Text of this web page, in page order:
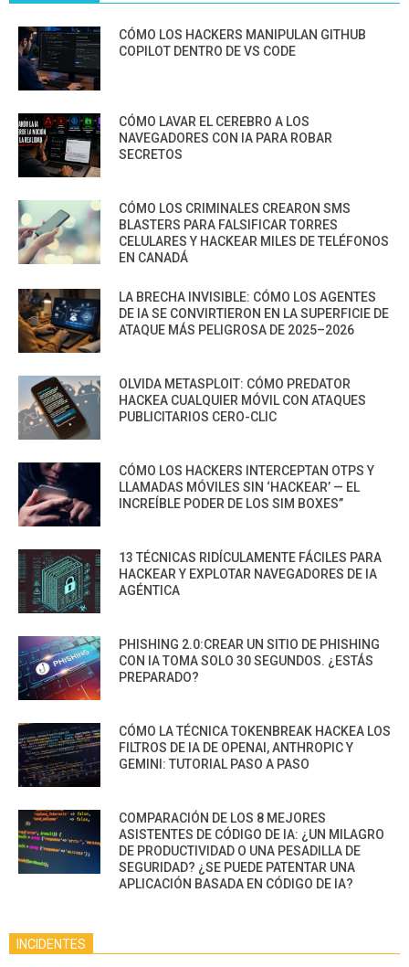
CÓMO LOS HACKERS MANIPULAN GITHUB
COPILOT DENTRO DE VS CODE
CÓMO LAVAR EL CEREBRO A LOS
NAVEGADORES CON IA PARA ROBAR
SECRETOS
CÓMO LOS CRIMINALES CREARON SMS
BLASTERS PARA FALSIFICAR TORRES
CELULARES Y HACKEAR MILES DE TELÉFONOS
EN CANADÁ
LA BRECHA INVISIBLE: CÓMO LOS AGENTES
DE IA SE CONVIRTIERON EN LA SUPERFICIE DE
ATAQUE MÁS PELIGROSA DE 2025–2026
OLVIDA METASPLOIT: CÓMO PREDATOR
HACKEA CUALQUIER MÓVIL CON ATAQUES
PUBLICITARIOS CERO-CLIC
CÓMO LOS HACKERS INTERCEPTAN OTPS Y
LLAMADAS MÓVILES SIN ‘HACKEAR’ — EL
INCREÍBLE PODER DE LOS SIM BOXES”
13 TÉCNICAS RIDÍCULAMENTE FÁCILES PARA
HACKEAR Y EXPLOTAR NAVEGADORES DE IA
AGÉNTICA
PHISHING 2.0:CREAR UN SITIO DE PHISHING
CON IA TOMA SOLO 30 SEGUNDOS. ¿ESTÁS
PREPARADO?
CÓMO LA TÉCNICA TOKENBREAK HACKEA LOS
FILTROS DE IA DE OPENAI, ANTHROPIC Y
GEMINI: TUTORIAL PASO A PASO
COMPARACIÓN DE LOS 8 MEJORES
ASISTENTES DE CÓDIGO DE IA: ¿UN MILAGRO
DE PRODUCTIVIDAD O UNA PESADILLA DE
SEGURIDAD? ¿SE PUEDE PATENTAR UNA
APLICACIÓN BASADA EN CÓDIGO DE IA?
INCIDENTES